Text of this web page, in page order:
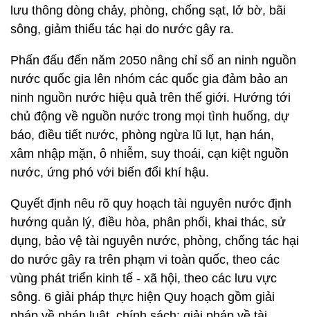
lưu thông dòng chảy, phòng, chống sạt, lở bờ, bãi
sông, giảm thiểu tác hại do nước gây ra.
Phấn đấu đến năm 2050 nâng chỉ số an ninh nguồn
nước quốc gia lên nhóm các quốc gia đảm bảo an
ninh nguồn nước hiệu quả trên thế giới. Hướng tới
chủ động về nguồn nước trong mọi tình huống, dự
báo, điều tiết nước, phòng ngừa lũ lụt, hạn hán,
xâm nhập mặn, ô nhiễm, suy thoái, cạn kiệt nguồn
nước, ứng phó với biến đổi khí hậu.
Quyết định nêu rõ quy hoạch tài nguyên nước định
hướng quản lý, điều hòa, phân phối, khai thác, sử
dụng, bảo vệ tài nguyên nước, phòng, chống tác hại
do nước gây ra trên phạm vi toàn quốc, theo các
vùng phát triển kinh tế - xã hội, theo các lưu vực
sông. 6 giải pháp thực hiện Quy hoạch gồm giải